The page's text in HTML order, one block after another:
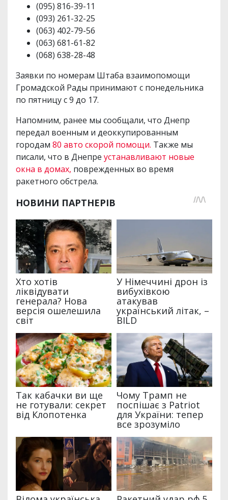
(095) 816-39-11
(093) 261-32-25
(063) 402-79-56
(063) 681-61-82
(068) 638-28-48
Заявки по номерам Штаба взаимопомощи
Громадской Рады принимают с понедельника
по пятницу с 9 до 17.
Напомним, ранее мы сообщали, что Днепр
передал военным и деоккупированным
городам 80 авто скорой помощи. Также мы
писали, что в Днепре устанавливают новые
окна в домах, поврежденных во время
ракетного обстрела.